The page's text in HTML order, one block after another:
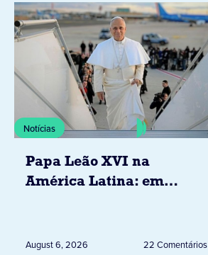
Notícias
Papa Leão XVI na
América Latina: em
Peru
August 6, 2026 22 Comentários